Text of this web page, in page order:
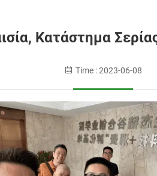
Κατάστημα
Time : 2023-06-08